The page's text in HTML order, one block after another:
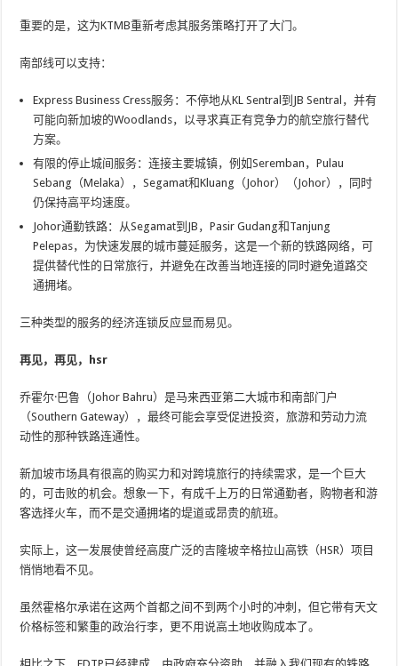
重要的是，这为KTMB重新考虑其服务策略打开了大门。
南部线可以支持：
Express Business Cress服务：不停地从KL Sentral到JB Sentral，并有
可能向新加坡的Woodlands，以寻求真正有竞争力的航空旅行替代
方案。
有限的停止城间服务：连接主要城镇，例如Seremban，Pulau
Sebang（Melaka），Segamat和Kluang（Johor）（Johor），同时
仍保持高平均速度。
Johor通勤铁路：从Segamat到JB，Pasir Gudang和Tanjung
Pelepas，为快速发展的城市蔓延服务，这是一个新的铁路网络，可
提供替代性的日常旅行，并避免在改善当地连接的同时避免道路交
通拥堵。
三种类型的服务的经济连锁反应显而易见。
再见，再见，hsr
乔霍尔·巴鲁（Johor Bahru）是马来西亚第二大城市和南部门户
（Southern Gateway），最终可能会享受促进投资，旅游和劳动力流
动性的那种铁路连通性。
新加坡市场具有很高的购买力和对跨境旅行的持续需求，是一个巨大
的，可击败的机会。想象一下，有成千上万的日常通勤者，购物者和游
客选择火车，而不是交通拥堵的堤道或昂贵的航班。
实际上，这一发展使曾经高度广泛的吉隆坡辛格拉山高铁（HSR）项目
悄悄地看不见。
虽然霍格尔承诺在这两个首都之间不到两个小时的冲刺，但它带有天文
价格标签和繁重的政治行李，更不用说高土地收购成本了。